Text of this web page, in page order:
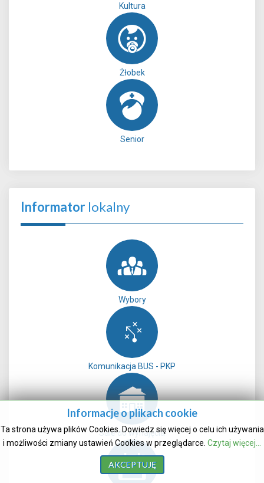
Kultura
Żłobek
Senior
Informator lokalny
Wybory
Komunikacja BUS - PKP
Sale do wynajęcia
Informacje o plikach cookie
Ta strona używa plików Cookies. Dowiedz się więcej o celu ich używania
i możliwości zmiany ustawień Cookies w przeglądarce. Czytaj więcej...
AKCEPTUJĘ